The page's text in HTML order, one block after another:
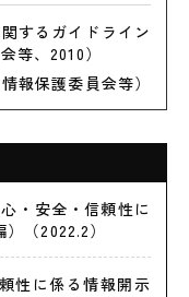
するガイドライン
等、2010）
報保護委員会等）
・安全・信頼性に
（2022.2）
性に係る情報開示